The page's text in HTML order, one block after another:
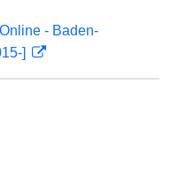
- Baden-
]